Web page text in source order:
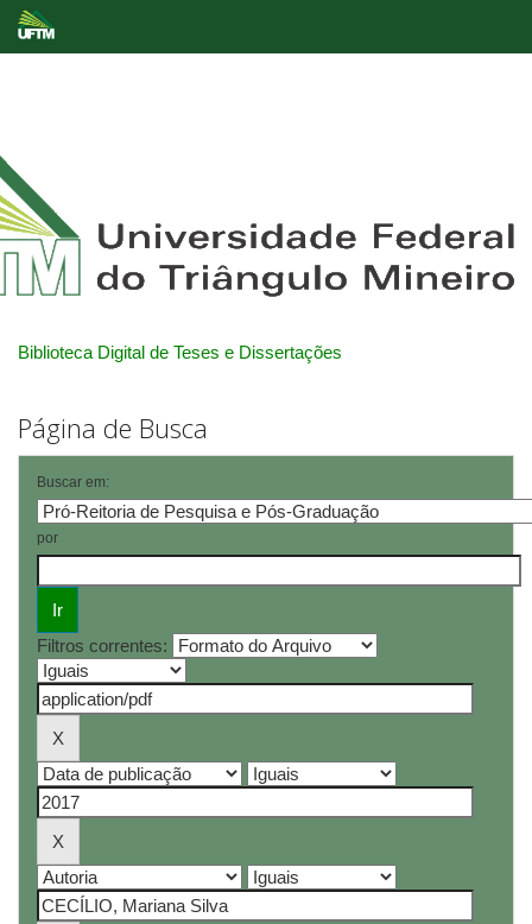
Biblioteca Digital de Teses e Dissertações
Página de Busca
Buscar em:
por
Filtros correntes: